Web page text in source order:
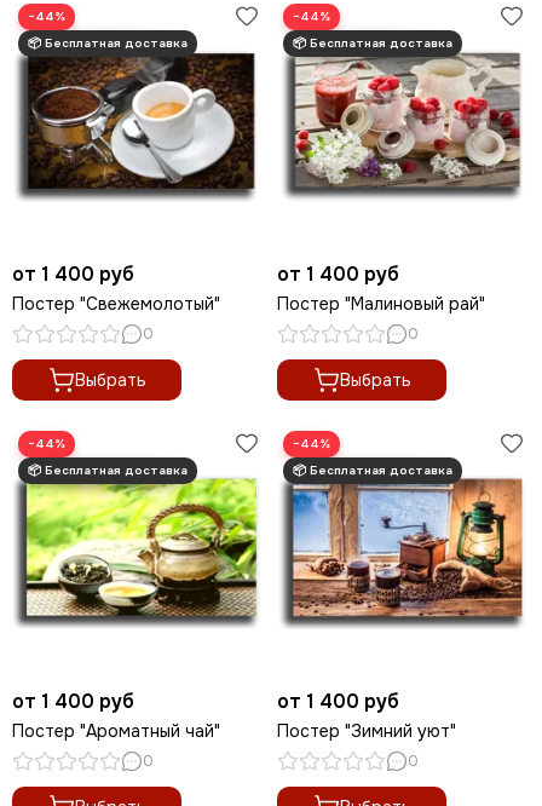
−44%
от 1 400 руб
Постер "Свежемолотый"
0
Выбрать
−44%
от 1 400 руб
Постер "Малиновый рай"
0
Выбрать
−44%
от 1 400 руб
Постер "Ароматный чай"
0
−44%
от 1 400 руб
Постер "Зимний уют"
0